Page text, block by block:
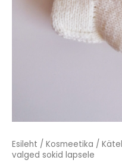
Esileht / Kosmeetika /
valged sokid lapsele